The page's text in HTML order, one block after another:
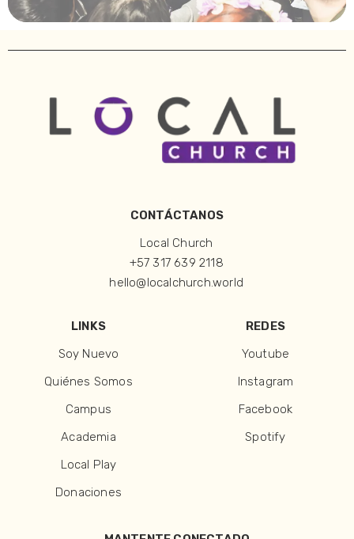
CONTÁCTANOS
Local Church
+57 317 639 2118
hello@localchurch.world
LINKS
Soy Nuevo
Quiénes Somos
Campus
Academia
Local Play
Donaciones
REDES
Youtube
Instagram
Facebook
Spotify